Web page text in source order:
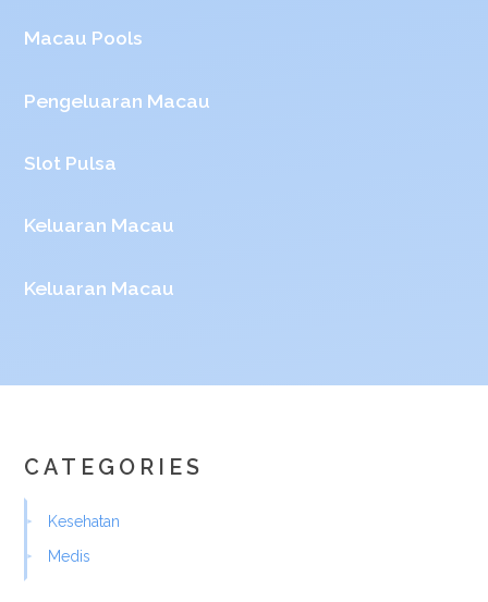
Macau Pools
Pengeluaran Macau
Slot Pulsa
Keluaran Macau
Keluaran Macau
CATEGORIES
Kesehatan
Medis